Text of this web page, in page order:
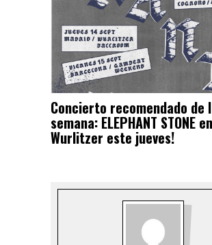
Concierto recomendado de
semana: ELEPHANT STONE
Wurlitzer este jueves!